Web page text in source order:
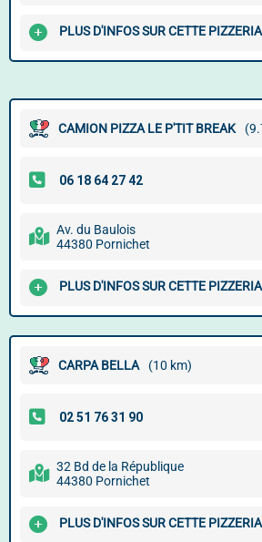
PLUS D'INFOS SUR CETTE PIZZERIA
CAMION PIZZA LE P'TIT BREAK
Av. du Baulois
44380 Pornichet
PLUS D'INFOS SUR CETTE PIZZERIA
CARPA BELLA (10 km)
32 Bd de la République
44380 Pornichet
PLUS D'INFOS SUR CETTE PIZZERIA